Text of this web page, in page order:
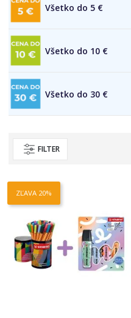
Všetko do 5 €
Všetko do 10 €
Všetko do 30 €
FILTER
ZĽAVA 20%